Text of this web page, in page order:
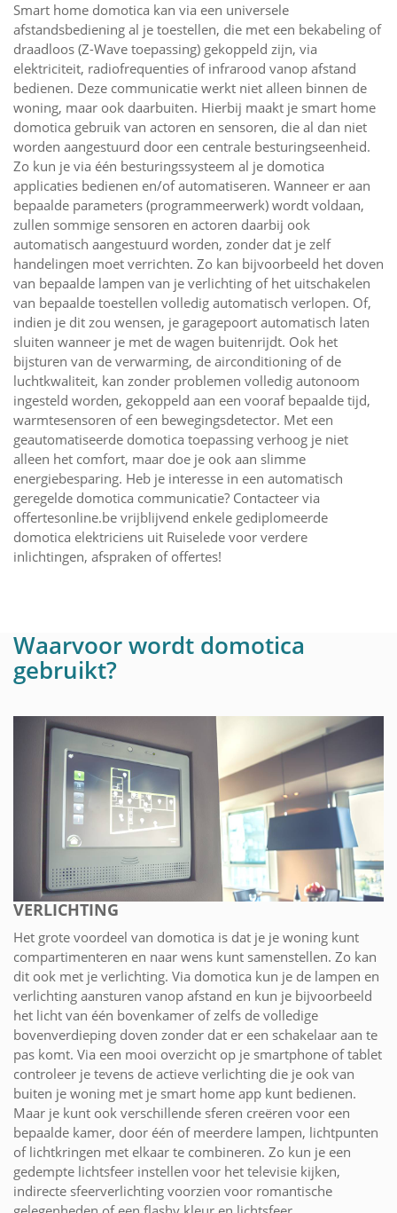
Smart home domotica kan via een universele
afstandsbediening al je toestellen, die met een bekabeling of
draadloos (Z-Wave toepassing) gekoppeld zijn, via
elektriciteit, radiofrequenties of infrarood vanop afstand
bedienen. Deze communicatie werkt niet alleen binnen de
woning, maar ook daarbuiten. Hierbij maakt je smart home
domotica gebruik van actoren en sensoren, die al dan niet
worden aangestuurd door een centrale besturingseenheid.
Zo kun je via één besturingssysteem al je domotica
applicaties bedienen en/of automatiseren. Wanneer er aan
bepaalde parameters (programmeerwerk) wordt voldaan,
zullen sommige sensoren en actoren daarbij ook
automatisch aangestuurd worden, zonder dat je zelf
handelingen moet verrichten. Zo kan bijvoorbeeld het doven
van bepaalde lampen van je verlichting of het uitschakelen
van bepaalde toestellen volledig automatisch verlopen. Of,
indien je dit zou wensen, je garagepoort automatisch laten
sluiten wanneer je met de wagen buitenrijdt. Ook het
bijsturen van de verwarming, de airconditioning of de
luchtkwaliteit, kan zonder problemen volledig autonoom
ingesteld worden, gekoppeld aan een vooraf bepaalde tijd,
warmtesensoren of een bewegingsdetector. Met een
geautomatiseerde domotica toepassing verhoog je niet
alleen het comfort, maar doe je ook aan slimme
energiebesparing. Heb je interesse in een automatisch
geregelde domotica communicatie? Contacteer via
offertesonline.be vrijblijvend enkele gediplomeerde
domotica elektriciens uit Ruiselede voor verdere
inlichtingen, afspraken of offertes!
Waarvoor wordt domotica
gebruikt?
VERLICHTING
Het grote voordeel van domotica is dat je je woning kunt
compartimenteren en naar wens kunt samenstellen. Zo kan
dit ook met je verlichting. Via domotica kun je de lampen en
verlichting aansturen vanop afstand en kun je bijvoorbeeld
het licht van één bovenkamer of zelfs de volledige
bovenverdieping doven zonder dat er een schakelaar aan te
pas komt. Via een mooi overzicht op je smartphone of tablet
controleer je tevens de actieve verlichting die je ook van
buiten je woning met je smart home app kunt bedienen.
Maar je kunt ook verschillende sferen creëren voor een
bepaalde kamer, door één of meerdere lampen, lichtpunten
of lichtkringen met elkaar te combineren. Zo kun je een
gedempte lichtsfeer instellen voor het televisie kijken,
indirecte sfeerverlichting voorzien voor romantische